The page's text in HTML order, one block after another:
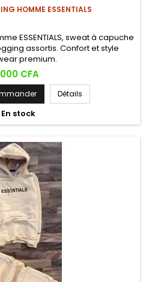
HOMME ESSENTIALS
ESSENTIALS, sweat à capuche
assortis. Confort et style
premium.
000 CFA
Détails
En stock